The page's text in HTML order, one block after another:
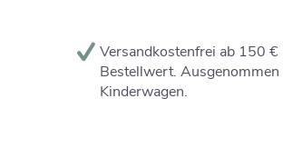
Versandkostenfrei ab 150 €
Bestellwert. Ausgenommen
Kinderwagen.